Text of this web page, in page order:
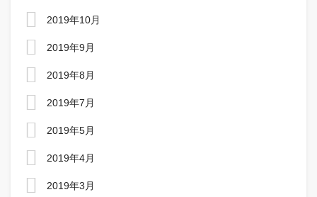
2019年10月
2019年9月
2019年8月
2019年7月
2019年5月
2019年4月
2019年3月